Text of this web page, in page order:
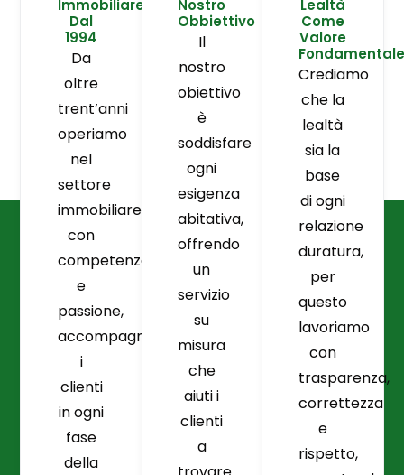
Immobiliare
Dal
1994
Da
oltre
trent’anni
operiamo
nel
settore
immobiliare
con
competenza
e
passione,
accompagnando
i
clienti
in ogni
fase
della
Nostro
Obbiettivo
Il
nostro
obiettivo
è
soddisfare
ogni
esigenza
abitativa,
offrendo
un
servizio
su
misura
che
aiuti i
clienti
a
Lealtà
Come
Valore
Fondamentale
Crediamo
che la
lealtà
sia la
base
di ogni
relazione
duratura,
per
questo
lavoriamo
con
trasparenza,
correttezza
e
rispetto,